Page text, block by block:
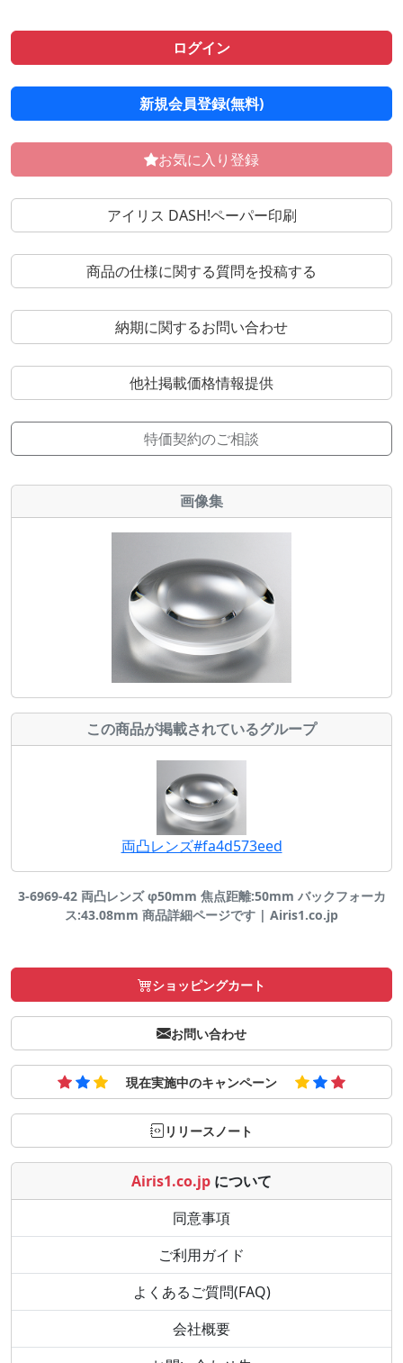
ログイン
新規会員登録(無料)
お気に入り登録
アイリス DASH!ペーパー印刷
商品の仕様に関する質問を投稿する
納期に関するお問い合わせ
他社掲載価格情報提供
特価契約のご相談
画像集
この商品が掲載されているグループ
両凸レンズ#fa4d573eed
3-6969-42 両凸レンズ φ50mm 焦点距離:50mm バックフォーカ
ス:43.08mm 商品詳細ページです | Airis1.co.jp
ショッピングカート
お問い合わせ
現在実施中のキャンペーン
リリースノート
Airis1.co.jp について
同意事項
ご利用ガイド
よくあるご質問(FAQ)
会社概要